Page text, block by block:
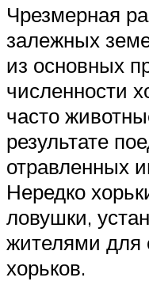
Чрезмерная
залежных
из основных
численности
часто
результате
отравленных
Нередко
ловушки,
жителями для
хорьков.